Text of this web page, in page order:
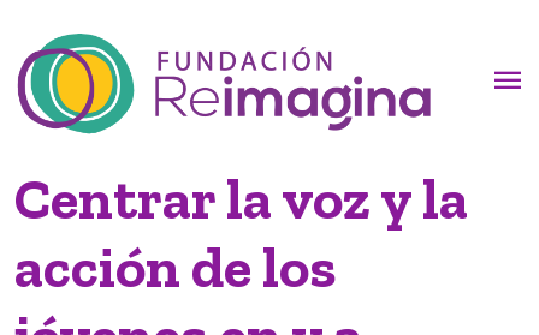
menu
Centrar la voz y la
acción de los